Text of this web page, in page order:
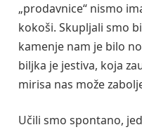
„prodavnice“ nismo
kokoši. Skupljali smo
kamenje nam je bilo
biljka je jestiva, koja
mirisa nas može
Učili smo spontano,